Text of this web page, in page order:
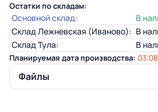
Остатки по складам:
Основной склад:
В
Склад Лежневская (Иваново): В
Склад Тула:
В
Планируемая дата производства:
Файлы